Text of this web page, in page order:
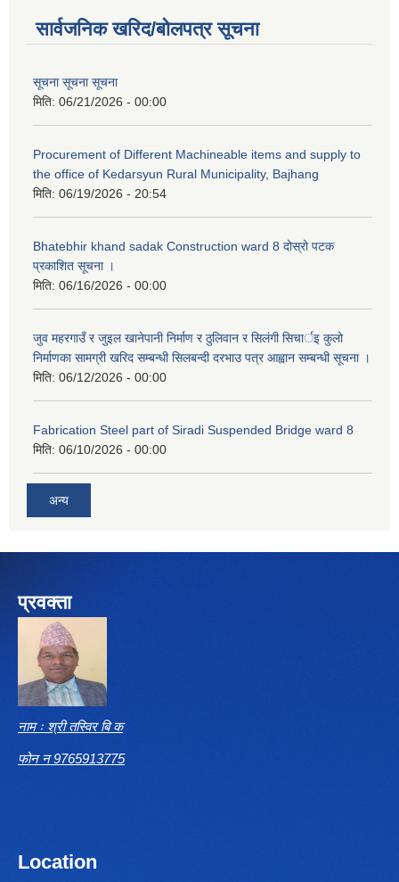
सार्वजनिक खरिद/बोलपत्र सूचना
सूचना सूचना सूचना
मिति: 06/21/2026 - 00:00
Procurement of Different Machineable items and supply to
the office of Kedarsyun Rural Municipality, Bajhang
मिति: 06/19/2026 - 20:54
Bhatebhir khand sadak Construction ward 8 दोस्रो पटक
प्रकाशित सूचना ।
मिति: 06/16/2026 - 00:00
जुव महरगाउँ र जुइल खानेपानी निर्माण र ठुलिवान र सिलंगी सिचार्इ कुलो
निर्माणका सामग्री खरिद सम्बन्धी सिलबन्दी दरभाउ पत्र आह्वान सम्बन्धी सूचना ।
मिति: 06/12/2026 - 00:00
Fabrication Steel part of Siradi Suspended Bridge ward 8
मिति: 06/10/2026 - 00:00
अन्य
प्रवक्ता
नाम ः श्री तस्विर बि क
फोन न 9765913775
Location